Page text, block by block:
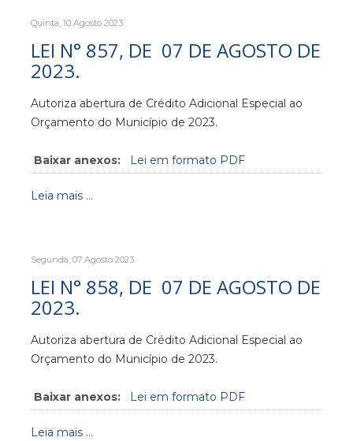
Quinta, 10 Agosto 2023
LEI N° 857, DE 07 DE AGOSTO DE
2023.
Autoriza abertura de Crédito Adicional Especial ao
Orçamento do Município de 2023.
Baixar anexos: Lei em formato PDF
Leia mais ...
Segunda, 07 Agosto 2023
LEI N° 858, DE 07 DE AGOSTO DE
2023.
Autoriza abertura de Crédito Adicional Especial ao
Orçamento do Município de 2023.
Baixar anexos: Lei em formato PDF
Leia mais ...